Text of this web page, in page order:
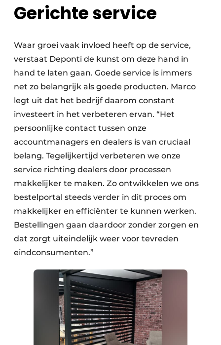
Gerichte service
Waar groei vaak invloed heeft op de service,
verstaat Deponti de kunst om deze hand in
hand te laten gaan. Goede service is immers
net zo belangrijk als goede producten. Marco
legt uit dat het bedrijf daarom constant
investeert in het verbeteren ervan. “Het
persoonlijke contact tussen onze
accountmanagers en dealers is van cruciaal
belang. Tegelijkertijd verbeteren we onze
service richting dealers door processen
makkelijker te maken. Zo ontwikkelen we ons
bestelportal steeds verder in dit proces om
makkelijker en efficiënter te kunnen werken.
Bestellingen gaan daardoor zonder zorgen en
dat zorgt uiteindelijk weer voor tevreden
eindconsumenten.”